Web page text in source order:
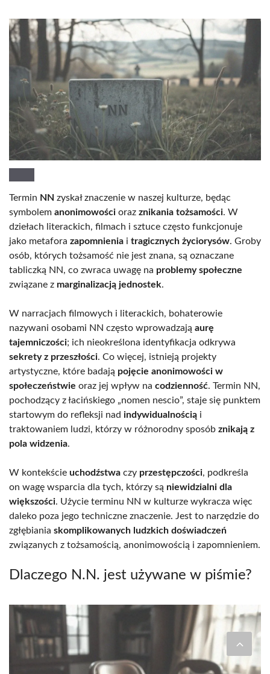
Termin NN zyskał znaczenie w naszej kulturze, będąc
symbolem anonimowości oraz znikania tożsamości. W
dziełach literackich, filmach i sztuce często funkcjonuje
jako metafora zapomnienia i tragicznych życiorysów. Groby
osób, których tożsamość nie jest znana, są oznaczane
tabliczką NN, co zwraca uwagę na problemy społeczne
związane z marginalizacją jednostek.
W narracjach filmowych i literackich, bohaterowie
nazywani osobami NN często wprowadzają aurę
tajemniczości; ich nieokreślona identyfikacja odkrywa
sekrety z przeszłości. Co więcej, istnieją projekty
artystyczne, które badają pojęcie anonimowości w
społeczeństwie oraz jej wpływ na codzienność. Termin NN,
pochodzący z łacińskiego „nomen nescio”, staje się punktem
startowym do refleksji nad indywidualnością i
traktowaniem ludzi, którzy w różnorodny sposób znikają z
pola widzenia.
W kontekście uchodźstwa czy przestępczości, podkreśla
on wagę wsparcia dla tych, którzy są niewidzialni dla
większości. Użycie terminu NN w kulturze wykracza więc
daleko poza jego techniczne znaczenie. Jest to narzędzie do
zgłębiania skomplikowanych ludzkich doświadczeń
związanych z tożsamością, anonimowością i zapomnieniem.
Dlaczego N.N. jest używane w piśmie?